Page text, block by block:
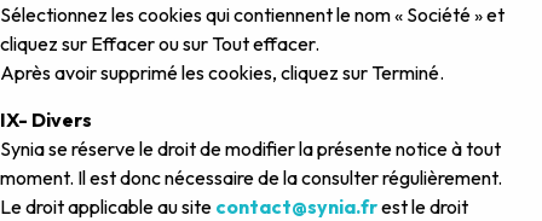
Sélectionnez les cookies qui contiennent le nom « Société » et
cliquez sur Effacer ou sur Tout effacer.
Après avoir supprimé les cookies, cliquez sur Terminé.
IX- Divers
Synia se réserve le droit de modifier la présente notice à tout
moment. Il est donc nécessaire de la consulter régulièrement.
Le droit applicable au site contact@synia.frest le droit